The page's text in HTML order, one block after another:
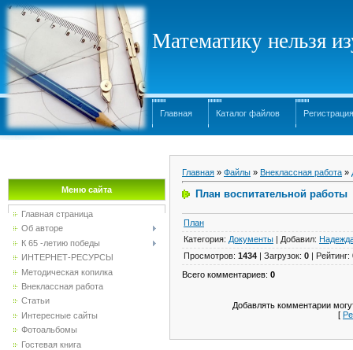
Математику нельзя
Главная Каталог файлов Регистрация
Меню сайта
Главная страница
Об авторе
К 65 -летию победы
ИНТЕРНЕТ-РЕСУРСЫ
Методическая копилка
Внеклассная работа
Статьи
Интересные сайты
Фотоальбомы
Гостевая книга
Главная » Файлы » Внеклассная работа »
План воспитательной работы
План
Категория: Документы | Добавил:
Просмотров: 1434 | Загрузок: 0 | Рейтинг:
Всего комментариев: 0
Добавлять комментарии
[